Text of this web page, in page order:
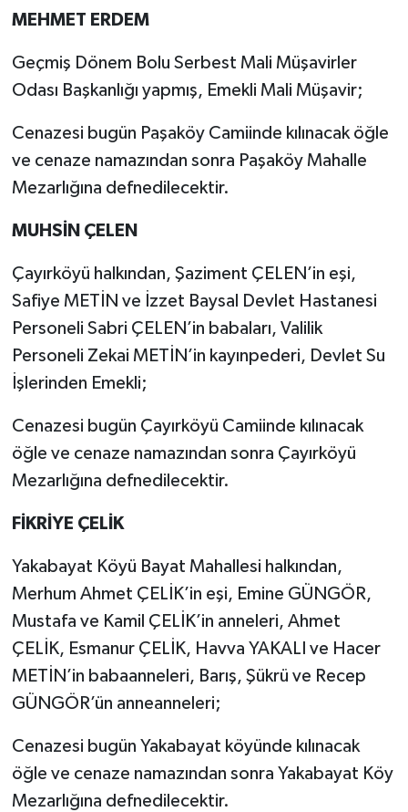
MEHMET ERDEM
Geçmiş Dönem Bolu Serbest Mali Müşavirler
Odası Başkanlığı yapmış, Emekli Mali Müşavir;
Cenazesi bugün Paşaköy Camiinde kılınacak öğle
ve cenaze namazından sonra Paşaköy Mahalle
Mezarlığına defnedilecektir.
MUHSİN ÇELEN
Çayırköyü halkından, Şaziment ÇELEN’in eşi,
Safiye METİN ve İzzet Baysal Devlet Hastanesi
Personeli Sabri ÇELEN’in babaları, Valilik
Personeli Zekai METİN’in kayınpederi, Devlet Su
İşlerinden Emekli;
Cenazesi bugün Çayırköyü Camiinde kılınacak
öğle ve cenaze namazından sonra Çayırköyü
Mezarlığına defnedilecektir.
FİKRİYE ÇELİK
Yakabayat Köyü Bayat Mahallesi halkından,
Merhum Ahmet ÇELİK’in eşi, Emine GÜNGÖR,
Mustafa ve Kamil ÇELİK’in anneleri, Ahmet
ÇELİK, Esmanur ÇELİK, Havva YAKALI ve Hacer
METİN’in babaanneleri, Barış, Şükrü ve Recep
GÜNGÖR’ün anneanneleri;
Cenazesi bugün Yakabayat köyünde kılınacak
öğle ve cenaze namazından sonra Yakabayat Köy
Mezarlığına defnedilecektir.